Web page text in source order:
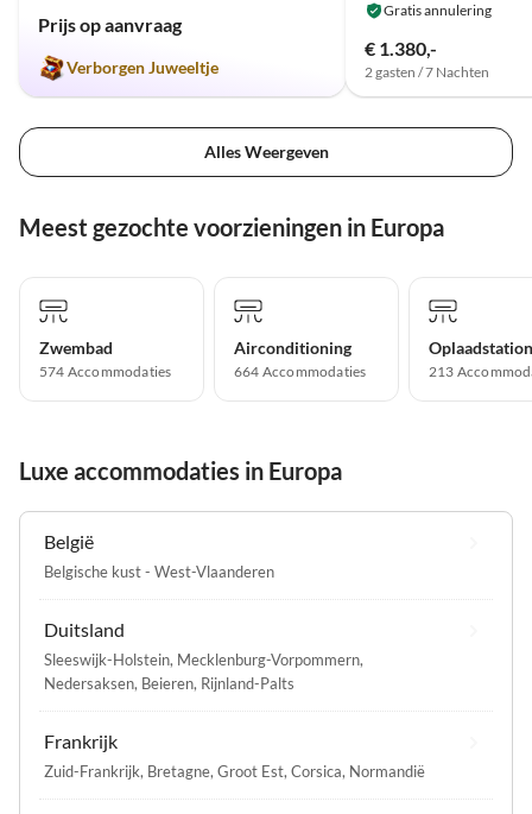
Prijs op aanvraag
Verborgen Juweeltje
Gratis annulering
€ 1.380,-
2 gasten / 7 Nachten
Alles Weergeven
Meest gezochte voorzieningen in Europa
Zwembad
574 Accommodaties
Airconditioning
664 Accommodaties 213
Luxe accommodaties in Europa
België
Belgische kust - West-Vlaanderen
Duitsland
Sleeswijk-Holstein, Mecklenburg-Vorpommern,
Nedersaksen, Beieren, Rijnland-Palts
Frankrijk
Zuid-Frankrijk, Bretagne, Groot Est, Corsica, Normandië